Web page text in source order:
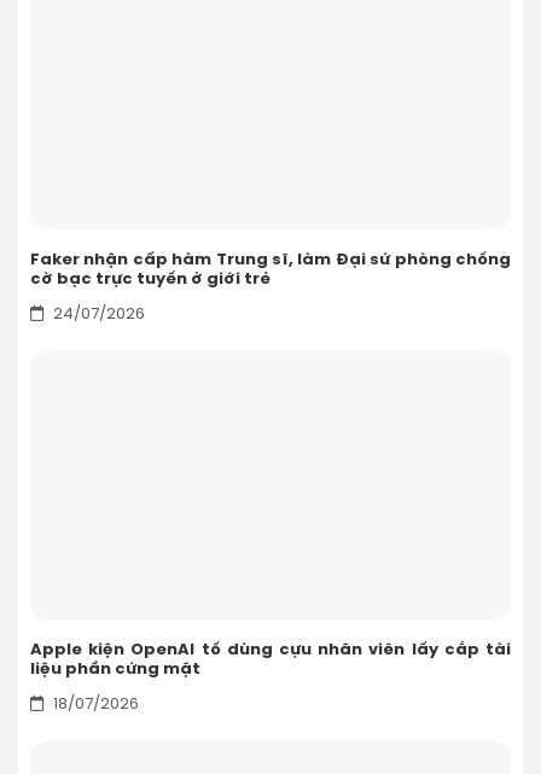
Faker nhận cấp hàm Trung sĩ, làm Đại sứ phòng chống
cờ bạc trực tuyến ở giới trẻ
24/07/2026
Apple kiện OpenAI tố dùng cựu nhân viên lấy cắp tài
liệu phần cứng mật
18/07/2026